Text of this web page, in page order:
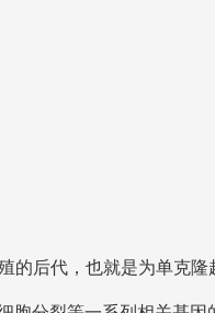
的后代，也就是为单克隆